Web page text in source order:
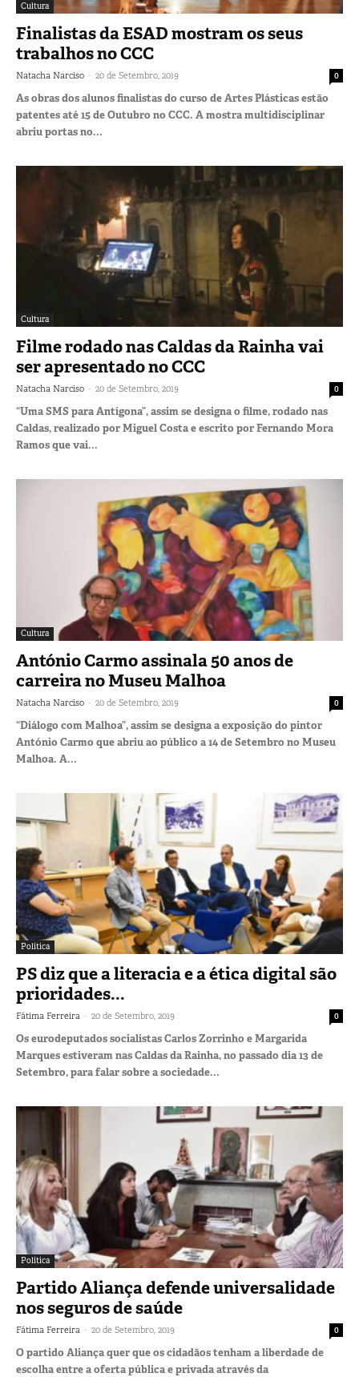
Cultura
Finalistas da ESAD mostram os seus
trabalhos no CCC
Natacha Narciso - 20 de Setembro, 2019 0
As obras dos alunos finalistas do curso de Artes Plásticas estão
patentes até 15 de Outubro no CCC. A mostra multidisciplinar
abriu portas no...
Cultura
Filme rodado nas Caldas da Rainha vai
ser apresentado no CCC
Natacha Narciso - 20 de Setembro, 2019 0
“Uma SMS para Antígona”, assim se designa o filme, rodado nas
Caldas, realizado por Miguel Costa e escrito por Fernando Mora
Ramos que vai...
Cultura
António Carmo assinala 50 anos de
carreira no Museu Malhoa
Natacha Narciso - 20 de Setembro, 2019 0
“Diálogo com Malhoa”, assim se designa a exposição do pintor
António Carmo que abriu ao público a 14 de Setembro no Museu
Malhoa. A...
Política
PS diz que a literacia e a ética digital são
prioridades...
Fátima Ferreira - 20 de Setembro, 2019 0
Os eurodeputados socialistas Carlos Zorrinho e Margarida
Marques estiveram nas Caldas da Rainha, no passado dia 13 de
Setembro, para falar sobre a sociedade...
Política
Partido Aliança defende universalidade
nos seguros de saúde
Fátima Ferreira - 20 de Setembro, 2019 0
O partido Aliança quer que os cidadãos tenham a liberdade de
escolha entre a oferta pública e privada através da